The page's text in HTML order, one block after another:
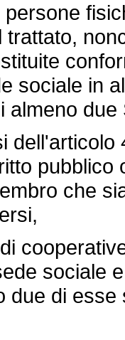
sociale in
almeno
che
sociale
due di